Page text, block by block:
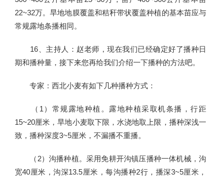
22~32万。旱地地膜覆盖和秸秆带状覆盖种植的基本苗应与
常规露地条播相同。
16、主持人：赵老师，现在我们已经确定好了播种日
期和播种量，接下来您再给我们介绍一下播种的方法吧。
专家：西北小麦有如下几种播种方式：
（1）常规露地种植。露地种植采取机条播，行距
15~20厘米，旱地小麦取下限，水浇地取上限，播种深浅一
致，播种深度3~5厘米，不漏播不重播。
（2）沟播种植。采用免耕开沟镇压播种一体机械，沟
宽40厘米，沟深13.5厘米，每沟播种2行，播深3~5厘米，